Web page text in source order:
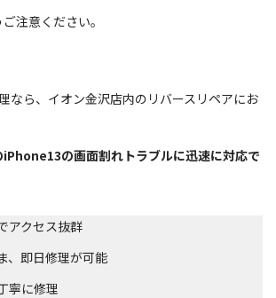
注意ください。
なら、イオン金沢店内のリバースリペアにお
iPhone13の画面割れトラブルに迅速に対応で
アクセス抜群
、即日修理が可能
寧に修理